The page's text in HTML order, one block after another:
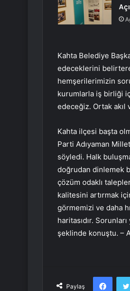
Kahta Belediye
edeceklerini
hemşerilerimizin
kurumlarla iş birliği
edeceğiz. Ortak
Kahta ilçesi başta
Parti Adıyaman
söyledi. Halk
doğrudan dinlemek
çözüm odaklı
kalitesini artırmak
görmemizi ve daha
haritasıdır.
şeklinde konuştu. –
Paylaş